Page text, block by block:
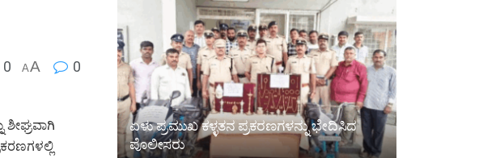
0 AA 0
ಏಳು ಪ್ರಮುಖ ಕಳ್ಳತನ ಪ್ರಕರಣಗಳನ್ನು ಭೇದಿಸಿದ
ಪೊಲೀಸರು